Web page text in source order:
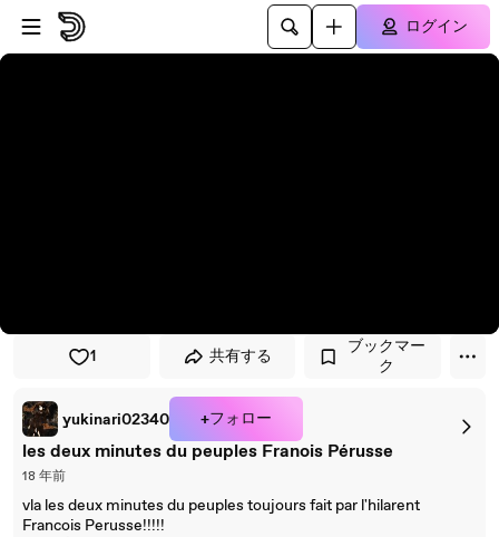
プレイヤーにスキップ
メインコンテンツにスキップ
ログイン
1 共有する
ブックマー
ク
yukinari02340 +フォロー
les deux minutes du peuples Franois Pérusse
18 年前
vla les deux minutes du peuples toujours fait par l'hilarent
Francois Perusse!!!!!